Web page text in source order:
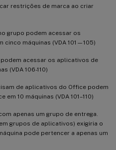
restrições de marca ao criar
grupo podem acessar os
cinco máquinas (VDA 101—105)
podem acessar os aplicativos de
(VDA 106-110)
de aplicativos do Office podem
10 máquinas (VDA 101–110)
apenas um grupo de entrega.
grupos de aplicativos) exigiria o
pode pertencer a apenas um